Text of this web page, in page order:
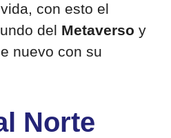
con esto el
del Metaverso y
nuevo con su
Norte